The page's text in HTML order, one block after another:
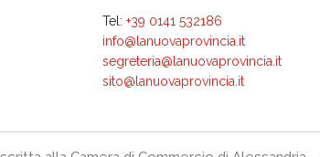
Tel: +39 0141 532186
info@lanuovaprovincia.it
segreteria@lanuovaprovincia.it
sito@lanuovaprovincia.it